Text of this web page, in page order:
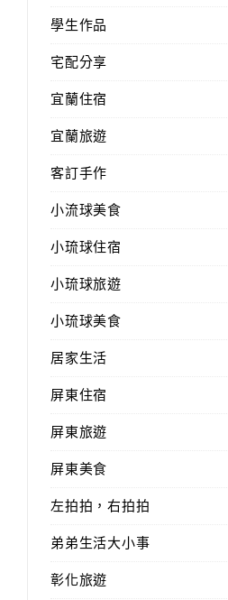
學生作品
宅配分享
宜蘭住宿
宜蘭旅遊
客訂手作
小流球美食
小琉球住宿
小琉球旅遊
小琉球美食
居家生活
屏東住宿
屏東旅遊
屏東美食
左拍拍，右拍拍
弟弟生活大小事
彰化旅遊